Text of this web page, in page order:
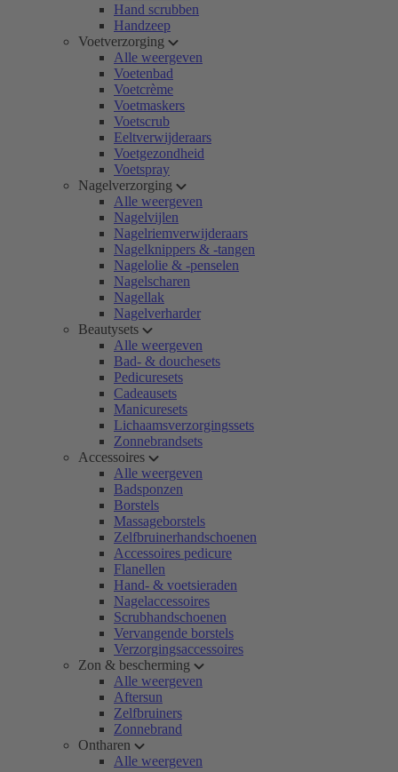
Hand scrubben
Handzeep
Voetverzorging
Alle weergeven
Voetenbad
Voetcrème
Voetmaskers
Voetscrub
Eeltverwijderaars
Voetgezondheid
Voetspray
Nagelverzorging
Alle weergeven
Nagelvijlen
Nagelriemverwijderaars
Nagelknippers & -tangen
Nagelolie & -penselen
Nagelscharen
Nagellak
Nagelverharder
Beautysets
Alle weergeven
Bad- & douchesets
Pedicuresets
Cadeausets
Manicuresets
Lichaamsverzorgingssets
Zonnebrandsets
Accessoires
Alle weergeven
Badsponzen
Borstels
Massageborstels
Zelfbruinerhandschoenen
Accessoires pedicure
Flanellen
Hand- & voetsieraden
Nagelaccessoires
Scrubhandschoenen
Vervangende borstels
Verzorgingsaccessoires
Zon & bescherming
Alle weergeven
Aftersun
Zelfbruiners
Zonnebrand
Ontharen
Alle weergeven